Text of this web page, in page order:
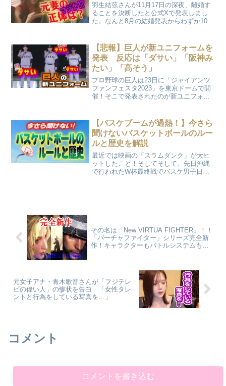
羽生結弦さんが11月17日の深夜、離婚す
ることを決断したと公式Xで発表しまし
た。なんと8月の結婚発表からわずか105
【悲報】巨人が新ユニフォームを
発表 反応は「ダサい」「阪神み
たい」「高そう」
プロ野球の巨人は23日に「ジャイアンツ
ファンフェスタ2023」を東京ドームで開
催！そこで発表されたのが新ユニフォー
す。しかしSNSでは批判する声の方が多
く。。。
【バスケブームが過熱！】今さら
聞けないバスケットボールのルー
ルと歴史を解説
最近では映画の「スラムダンク」が大ヒ
ットしたこと！そしてそして、先日沖縄
で行われたW杯最終戦でバスケ男子日本
その名は「New VIRTUA FIGHTER」！！
「バーチャファイター」シリーズ完全新
作！キャラクターもバトルシステムも全
元女子アナ・青木歌音さんが「フジテレ
ビの偉い人」の惨状を告白 「女性タレ
ントと行為をしている写真を…」
コメント
コメントを書き込む